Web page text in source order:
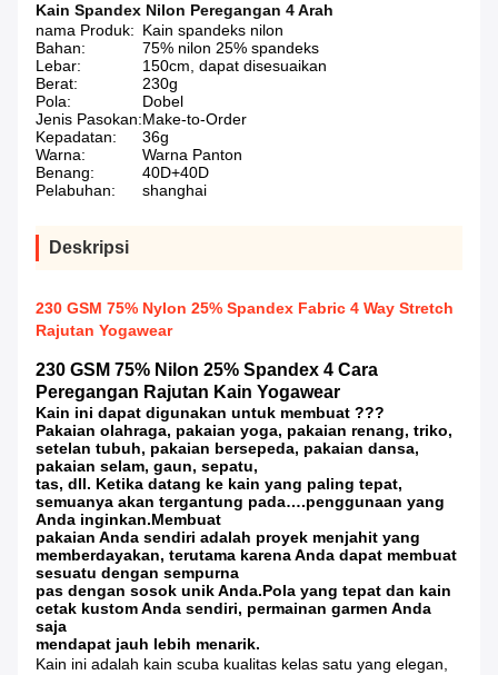
Kain Spandex Nilon Peregangan 4 Arah
nama Produk: Kain spandeks nilon
Bahan:
75% nilon 25% spandeks
Lebar:
150cm, dapat disesuaikan
Berat:
230g
Pola:
Dobel
Jenis Pasokan:Make-to-Order
Kepadatan:
36g
Warna:
Warna Panton
Benang:
40D+40D
Pelabuhan:
shanghai
Deskripsi
230 GSM 75% Nylon 25% Spandex Fabric 4 Way Stretch
Rajutan Yogawear
230 GSM 75% Nilon 25% Spandex 4 Cara
Peregangan Rajutan Kain Yogawear
Kain ini dapat digunakan untuk membuat ???
Pakaian olahraga, pakaian yoga, pakaian renang, triko,
setelan tubuh, pakaian bersepeda, pakaian dansa,
pakaian selam, gaun, sepatu,
tas, dll. Ketika datang ke kain yang paling tepat,
semuanya akan tergantung pada….penggunaan yang
Anda inginkan.Membuat
pakaian Anda sendiri adalah proyek menjahit yang
memberdayakan, terutama karena Anda dapat membuat
sesuatu dengan sempurna
pas dengan sosok unik Anda.Pola yang tepat dan kain
cetak kustom Anda sendiri, permainan garmen Anda
saja
mendapat jauh lebih menarik.
Kain ini adalah kain scuba kualitas kelas satu yang elegan,